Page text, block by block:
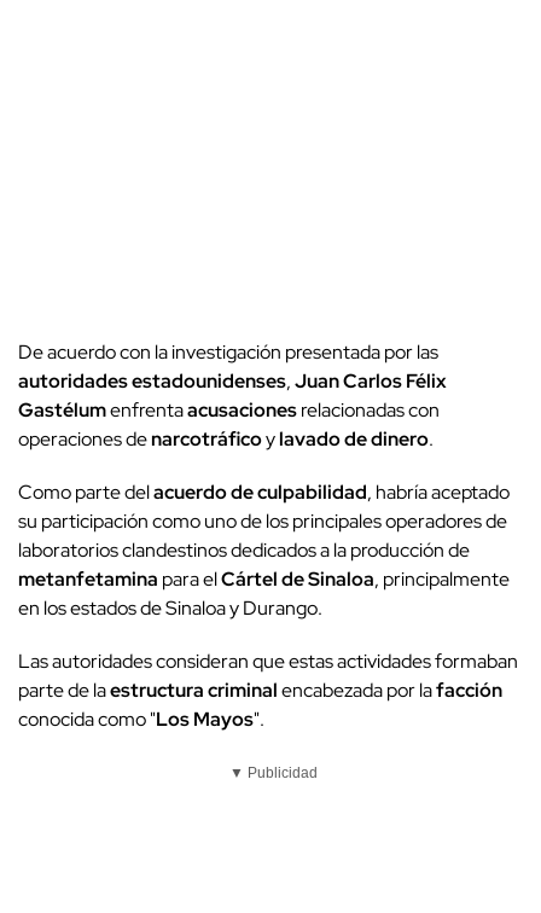
De acuerdo con la investigación presentada por las
autoridades estadounidenses,Juan Carlos Félix
Gastélumenfrentaacusacionesrelacionadas con
operaciones denarcotráficoylavado de dinero.
Como parte delacuerdo de culpabilidad, habría aceptado
su participación como uno de los principales operadores de
laboratorios clandestinos dedicados a la producción de
metanfetamina para elCártel de Sinaloa, principalmente
en los estados de Sinaloa y Durango.
Las autoridades consideran que estas actividades formaban
parte de laestructura criminalencabezada por lafacción
conocida como "Los Mayos".
▼ Publicidad